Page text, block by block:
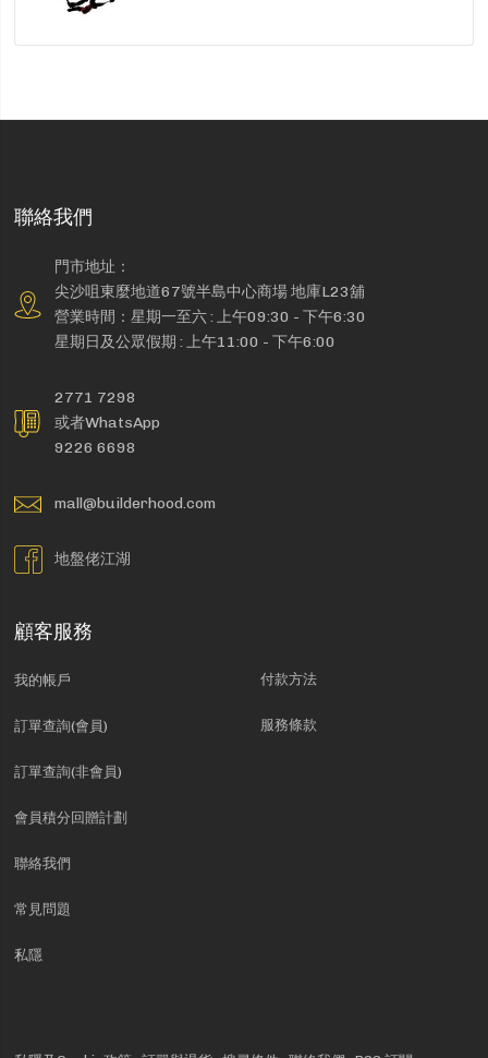
聯絡我們
門市地址：
尖沙咀東麼地道67號半島中心商場 地庫L23舖
營業時間：星期一至六 : 上午09:30 - 下午6:30
星期日及公眾假期 : 上午11:00 - 下午6:00
2771 7298
或者WhatsApp
9226 6698
mall@builderhood.com
地盤佬江湖
顧客服務
我的帳戶
訂單查詢(會員)
訂單查詢(非會員)
會員積分回贈計劃
聯絡我們
常見問題
私隱
付款方法
服務條款